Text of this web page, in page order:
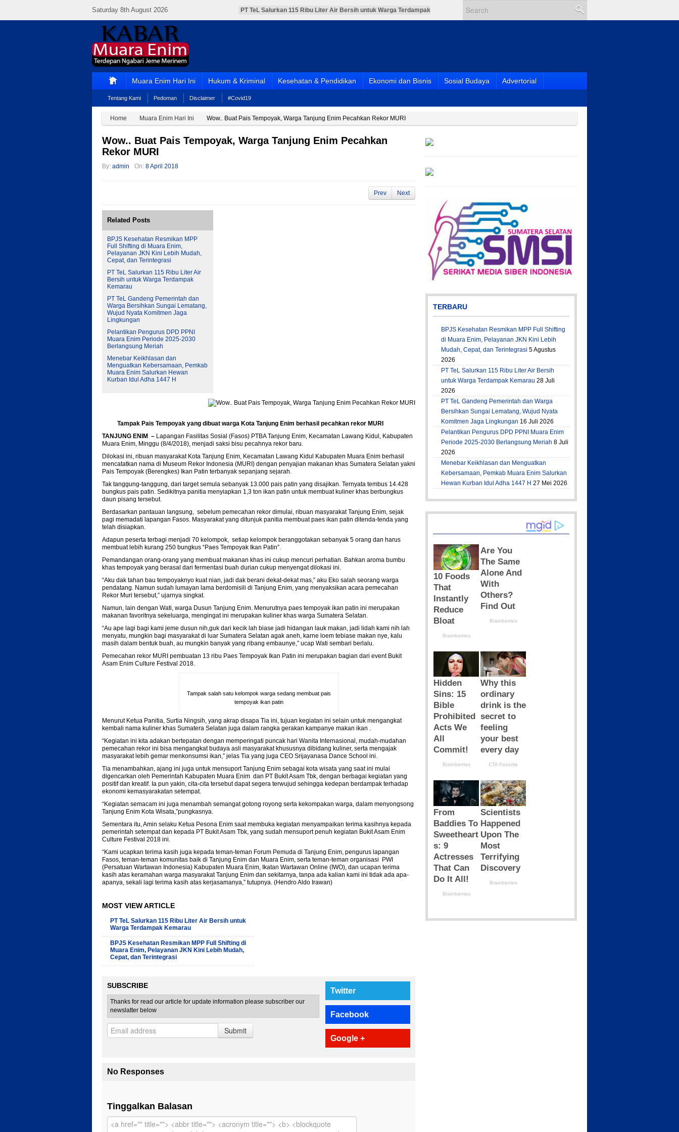
Saturday 8th August 2026
PT TeL Salurkan 115 Ribu Liter Air Bersih untuk Warga Terdampak
Kemarau
JKN Kini Lebih Mudah, Cepat, dan Terintegrasi
Muara Enim Hari Ini Hukum & Kriminal Kesehatan & Pendidikan Ekonomi dan Bisnis Sosial Budaya Advertorial
Tentang Kami Pedoman Disclaimer #Covid19
Home Muara Enim Hari Ini Wow.. Buat Pais Tempoyak, Warga Tanjung Enim Pecahkan Rekor MURI
Wow.. Buat Pais Tempoyak, Warga Tanjung Enim Pecahkan
Rekor MURI
By: admin On: 8 April 2018
Prev Next
Related Posts
BPJS Kesehatan Resmikan MPP
Full Shifting di Muara Enim,
Pelayanan JKN Kini Lebih Mudah,
Cepat, dan Terintegrasi
PT TeL Salurkan 115 Ribu Liter Air
Bersih untuk Warga Terdampak
Kemarau
PT TeL Gandeng Pemerintah dan
Warga Bersihkan Sungai Lematang,
Wujud Nyata Komitmen Jaga
Lingkungan
Pelantikan Pengurus DPD PPNI
Muara Enim Periode 2025-2030
Berlangsung Meriah
Menebar Keikhlasan dan
Menguatkan Kebersamaan, Pemkab
Muara Enim Salurkan Hewan
Kurban Idul Adha 1447 H
Tampak Pais Tempoyak yang dibuat warga Kota Tanjung Enim berhasil pecahkan rekor MURI
TANJUNG ENIM – Lapangan Fasilitas Sosial (Fasos) PTBA Tanjung Enim, Kecamatan Lawang Kidul, Kabupaten
Muara Enim, Minggu (8/4/2018), menjadi saksi bisu pecahnya rekor baru.
Dilokasi ini, ribuan masyarakat Kota Tanjung Enim, Kecamatan Lawang Kidul Kabupaten Muara Enim berhasil
mencatatkan nama di Museum Rekor Indonesia (MURI) dengan penyajian makanan khas Sumatera Selatan yakni
Pais Tempoyak (Berengkes) Ikan Patin terbanyak sepanjang sejarah.
Tak tanggung-tanggung, dari target semula sebanyak 13.000 pais patin yang disajikan. Ternyata tembus 14.428
bungkus pais patin. Sedikitnya panitia menyiapkan 1,3 ton ikan patin untuk membuat kuliner khas berbungkus
daun pisang tersebut.
Berdasarkan pantauan langsung, sebelum pemecahan rekor dimulai, ribuan masyarakat Tanjung Enim, sejak
pagi memadati lapangan Fasos. Masyarakat yang ditunjuk panitia membuat paes ikan patin ditenda-tenda yang
telah disiapkan.
Adapun peserta terbagi menjadi 70 kelompok, setiap kelompok beranggotakan sebanyak 5 orang dan harus
membuat lebih kurang 250 bungkus “Paes Tempoyak Ikan Patin”.
Pemandangan orang-orang yang membuat makanan khas ini cukup mencuri perhatian. Bahkan aroma bumbu
khas tempoyak yang berasal dari fermentasi buah durian cukup menyengat dilokasi ini.
“Aku dak tahan bau tempoyaknyo kuat nian, jadi dak berani dekat-dekat mas,” aku Eko salah seorang warga
pendatang. Namun sudah lumayan lama berdomisili di Tanjung Enim, yang menyaksikan acara pemecahan
Rekor Muri tersebut,” ujarnya singkat.
Namun, lain dengan Wati, warga Dusun Tanjung Enim. Menurutnya paes tempoyak ikan patin ini merupakan
makanan favoritnya sekeluarga, mengingat ini merupakan kuliner khas warga Sumatera Selatan.
“Au ape lagi bagi kami jeme dusun nih,guk dari kecik lah biase jadi hidangan lauk makan, jadi lidah kami nih lah
menyatu, mungkin bagi masyarakat di luar Sumatera Selatan agak aneh, karne loem tebiase makan nye, kalu
masih dalam bentuk buah, au mungkin banyak yang ribang embaunye,” ucap Wati sembari berlalu.
Pemecahan rekor MURI pembuatan 13 ribu Paes Tempoyak Ikan Patin ini merupakan bagian dari event Bukit
Asam Enim Culture Festival 2018.
Tampak salah satu kelompok warga sedang membuat pais
tempoyak ikan patin
Menurut Ketua Panitia, Surtia Ningsih, yang akrap disapa Tia ini, tujuan kegiatan ini selain untuk mengangkat
kembali nama kuliner khas Sumatera Selatan juga dalam rangka gerakan kampanye makan ikan .
“Kegiatan ini kita adakan bertepatan dengan memperingati puncak hari Wanita Internasional, mudah-mudahan
pemecahan rekor ini bisa mengangkat budaya asli masyarakat khususnya dibidang kuliner, serta mengajak
masyarakat lebih gemar menkonsumsi ikan,” jelas Tia yang juga CEO Srijayanasa Dance School ini.
Tia menambahkan, ajang ini juga untuk mensuport Tanjung Enim sebagai kota wisata yang saat ini mulai
digencarkan oleh Pemerintah Kabupaten Muara Enim dan PT Bukit Asam Tbk, dengan berbagai kegiatan yang
positif dan kreatif. Ia pun yakin, cita-cita tersebut dapat segera terwujud sehingga kedepan berdampak terhadap
ekonomi kemasyarakatan setempat.
“Kegiatan semacam ini juga menambah semangat gotong royong serta kekompakan warga, dalam menyongsong
Tanjung Enim Kota Wisata,”pungkasnya.
Sementara itu, Amin selaku Ketua Pesona Enim saat membuka kegiatan menyampaikan terima kasihnya kepada
pemerintah setempat dan kepada PT Bukit Asam Tbk, yang sudah mensuport penuh kegiatan Bukit Asam Enim
Culture Festival 2018 ini.
“Kami ucapkan terima kasih juga kepada teman-teman Forum Pemuda di Tanjung Enim, pengurus lapangan
Fasos, teman-teman komunitas baik di Tanjung Enim dan Muara Enim, serta teman-teman organisasi PWI
(Persatuan Wartawan Indonesia) Kabupaten Muara Enim, Ikatan Wartawan Online (IWO), dan ucapan terima
kasih atas keramahan warga masyarakat Tanjung Enim dan sekitarnya, tanpa ada kalian kami ini tidak ada apa-
apanya, sekali lagi terima kasih atas kerjasamanya,” tutupnya. (Hendro Aldo Irawan)
MOST VIEW ARTICLE
PT TeL Salurkan 115 Ribu Liter Air Bersih untuk
Warga Terdampak Kemarau
BPJS Kesehatan Resmikan MPP Full Shifting di
Muara Enim, Pelayanan JKN Kini Lebih Mudah,
Cepat, dan Terintegrasi
SUBSCRIBE
Thanks for read our article for update information please subscriber our
newslatter below
Submit
Twitter
Facebook
Google +
No Responses
Tinggalkan Balasan
TERBARU
BPJS Kesehatan Resmikan MPP Full Shifting
di Muara Enim, Pelayanan JKN Kini Lebih
Mudah, Cepat, dan Terintegrasi 5 Agustus
2026
PT TeL Salurkan 115 Ribu Liter Air Bersih
untuk Warga Terdampak Kemarau 28 Juli
2026
PT TeL Gandeng Pemerintah dan Warga
Bersihkan Sungai Lematang, Wujud Nyata
Komitmen Jaga Lingkungan 16 Juli 2026
Pelantikan Pengurus DPD PPNI Muara Enim
Periode 2025-2030 Berlangsung Meriah 8 Juli
2026
Menebar Keikhlasan dan Menguatkan
Kebersamaan, Pemkab Muara Enim Salurkan
Hewan Kurban Idul Adha 1447 H 27 Mei 2026